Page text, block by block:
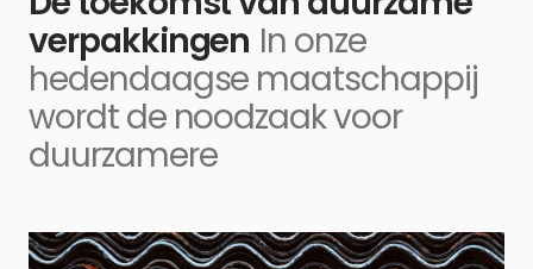
verpakkingen In onze
hedendaagse maatschappij
wordt de noodzaak voor
duurzamere